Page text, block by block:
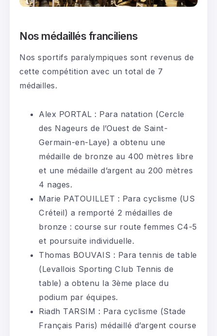
Nos médaillés franciliens
Nos sportifs paralympiques sont revenus de
cette compétition avec un total de 7
médailles.
Alex PORTAL : Para natation (Cercle
des Nageurs de l’Ouest de Saint-
Germain-en-Laye) a obtenu une
médaille de bronze au 400 mètres libre
et une médaille d’argent au 200 mètres
4 nages.
Marie PATOUILLET : Para cyclisme (US
Créteil) a remporté 2 médailles de
bronze : course sur route femmes C4-5
et poursuite individuelle.
Thomas BOUVAIS : Para tennis de table
(Levallois Sporting Club Tennis de
table) a obtenu la 3ème place du
podium par équipes.
Riadh TARSIM : Para cyclisme (Stade
Français Paris) médaillé d’argent course